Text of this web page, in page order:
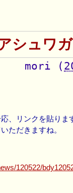
シュワ
mori (
、リンクを貼りま
ただきますね。
120522/